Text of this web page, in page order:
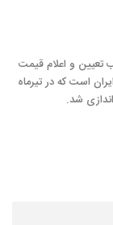
تعیین و اعلام قیمت
است که در تیرماه